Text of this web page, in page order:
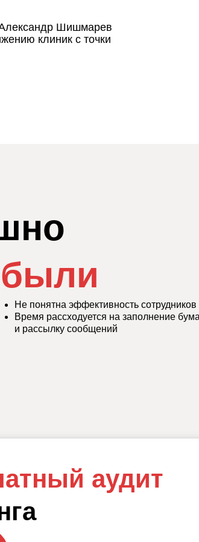
Шишмарев
клиник с точки
Не понятна эффективность сотрудников
Время рассходуется на заполнение
и рассылку сообщений
аудит